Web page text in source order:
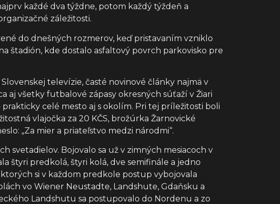
každé dva týždne, potom každý týždeň a
záležitosti.
do dnešných rozmerov, keď pristavaním vzniklo
štadión, kde dostalo asfaltový povrch parkovisko pre
televízie, časté novinové články najmä v
aj všetky futbalové zápasy okresných súťaží v Žiari
celé mesto aj s okolím. Pri tej príležitosti boli
vlajočka za 20 KČS, brožúrka Žarnovické
„Za mier a priateľstvo medzi národmi“.
svetadielov. Bojovalo sa už v zimných mesiacoch v
štyri predkolá, štyri kolá, dve semifinále a jedno
si v každom predkole postup vybojovala
vo Wiener Neustadte, Landshute, Gdaňsku a
Landshutu sa postupovalo do Nordenu a zo